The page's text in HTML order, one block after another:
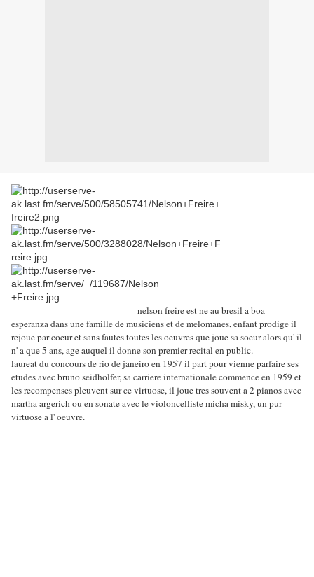
nelson freire est ne au bresil a boa
esperanza dans une famille de musiciens et de melomanes, enfant prodige il
rejoue par coeur et sans fautes toutes les oeuvres que joue sa soeur alors qu' il
n' a que 5 ans, age auquel il donne son premier recital en public.
laureat du concours de rio de janeiro en 1957 il part pour vienne parfaire ses
etudes avec bruno seidholfer, sa carriere internationale commence en 1959 et
les recompenses pleuvent sur ce virtuose, il joue tres souvent a 2 pianos avec
martha argerich ou en sonate avec le violoncelliste micha misky, un pur
virtuose a l' oeuvre.